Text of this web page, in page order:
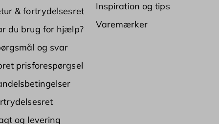
& fortrydelsesret
du brug for hjælp?
og svar
prisforespørgsel
og levering
Inspiration og tips
Varemærker